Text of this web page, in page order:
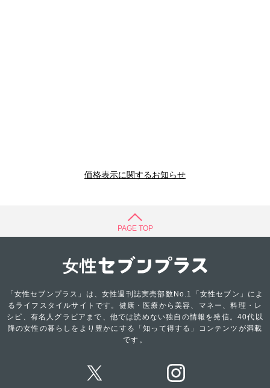
価格表示に関するお知らせ
PAGE TOP
「女性セブンプラス」は、女性週刊誌実売部数No.1「女性セブン」によ
るライフスタイルサイトです。健康・医療から美容、マネー、料理・レ
シピ、有名人グラビアまで、他では読めない独自の情報を発信。40代以
降の女性の暮らしをより豊かにする「知って得する」コンテンツが満載
です。